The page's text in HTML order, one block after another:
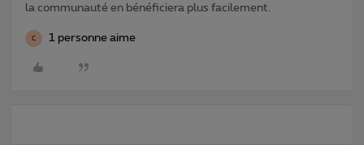
la communauté en bénéficiera plus facilement.
C 1 personne aime